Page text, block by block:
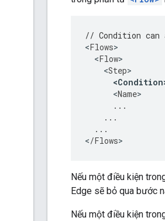
// Condition
<Flows>
<Flow>
<Step>
<Condition
<Name>
...
...
...
</Flows>
Nếu một điều kiện
Edge sẽ bỏ qua bước
Nếu một điều kiện